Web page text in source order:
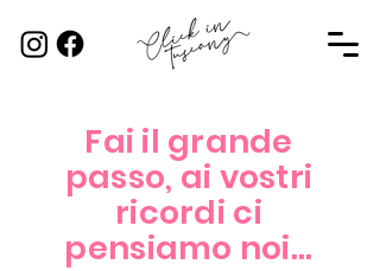
Fai il grande
passo, ai vostri
ricordi ci
pensiamo noi...